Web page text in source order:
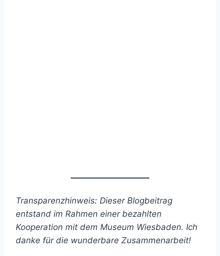
Transparenzhinweis: Dieser Blogbeitrag
entstand im Rahmen einer bezahlten
Kooperation mit dem Museum Wiesbaden. Ich
danke für die wunderbare Zusammenarbeit!